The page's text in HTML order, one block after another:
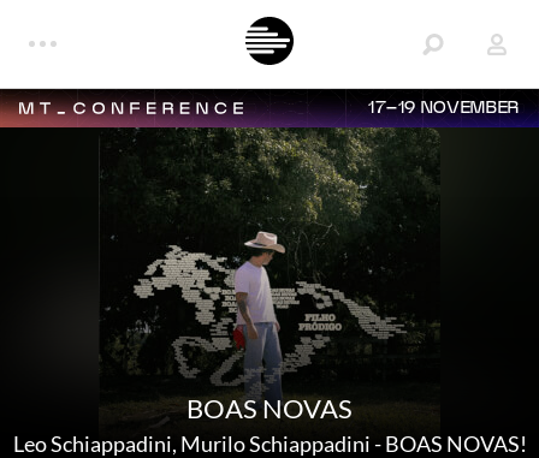
17–19 NOVEMBER
BOAS NOVAS
Leo Schiappadini, Murilo Schiappadini-BOAS NOVAS!